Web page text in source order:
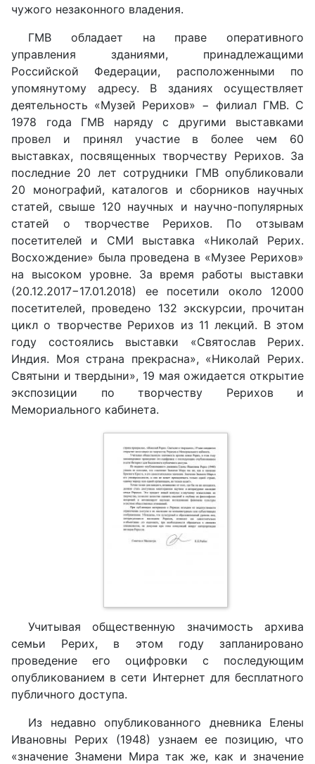
чужого незаконного владения.
ГМВ обладает на праве оперативного
управления зданиями, принадлежащими
Российской Федерации, расположенными по
упомянутому адресу. В зданиях осуществляет
деятельность «Музей Рерихов» − филиал ГМВ. С
1978 года ГМВ наряду с другими выставками
провел и принял участие в более чем 60
выставках, посвященных творчеству Рерихов. За
последние 20 лет сотрудники ГМВ опубликовали
20 монографий, каталогов и сборников научных
статей, свыше 120 научных и научно-популярных
статей о творчестве Рерихов. По отзывам
посетителей и СМИ выставка «Николай Рерих.
Восхождение» была проведена в «Музее Рерихов»
на высоком уровне. За время работы выставки
(20.12.2017−17.01.2018) ее посетили около 12000
посетителей, проведено 132 экскурсии, прочитан
цикл о творчестве Рерихов из 11 лекций. В этом
году состоялись выставки «Святослав Рерих.
Индия. Моя страна прекрасна», «Николай Рерих.
Святыни и твердыни», 19 мая ожидается открытие
экспозиции по творчеству Рерихов и
Мемориального кабинета.
Учитывая общественную значимость архива
семьи Рерих, в этом году запланировано
проведение его оцифровки с последующим
опубликованием в сети Интернет для бесплатного
публичного доступа.
Из недавно опубликованного дневника Елены
Ивановны Рерих (1948) узнаем ее позицию, что
«значение Знамени Мира так же, как и значение